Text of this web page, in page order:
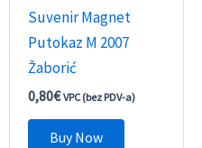
Suvenir Magnet
Putokaz M 2007
Žaborić
0,80€ VPC (bez PDV-a)
Buy Now